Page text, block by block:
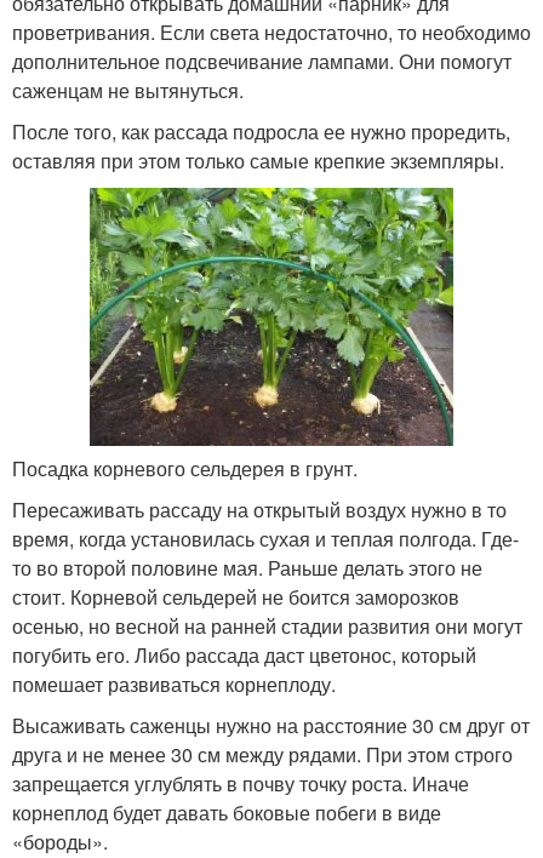
проветривания. Если света недостаточно, то необходимо
дополнительное подсвечивание лампами. Они помогут
саженцам не вытянуться.
После того, как рассада подросла ее нужно проредить,
оставляя при этом только самые крепкие экземпляры.
Посадка корневого сельдерея в грунт.
Пересаживать рассаду на открытый воздух нужно в то
время, когда установилась сухая и теплая полгода. Где-
то во второй половине мая. Раньше делать этого не
стоит. Корневой сельдерей не боится заморозков
осенью, но весной на ранней стадии развития они могут
погубить его. Либо рассада даст цветонос, который
помешает развиваться корнеплоду.
Высаживать саженцы нужно на расстояние 30 см друг от
друга и не менее 30 см между рядами. При этом строго
запрещается углублять в почву точку роста. Иначе
корнеплод будет давать боковые побеги в виде
«бороды».